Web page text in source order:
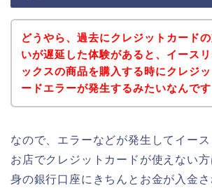
どうやら、過去にクレジットカード
いが遅延した体験があると、イース
ックスの商品を購入する時にクレジ
ードエラーが発生するみたいなんで
なので、エラーなどが発生してイー
お店でクレジットカードが使えない
身の銀行口座にきちんとお金が入金